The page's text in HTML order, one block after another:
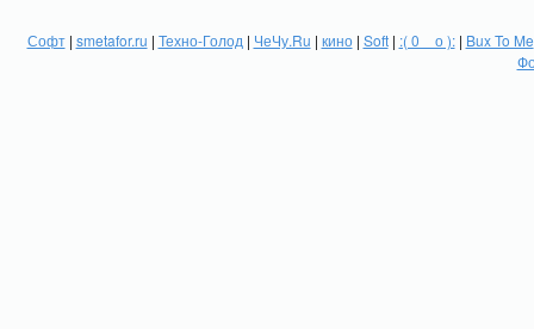
Софт| smetafor.ru | Техно-Голод | ЧеЧу.Ru | кино| Soft| :( 0 _ о ):| Bux To Me